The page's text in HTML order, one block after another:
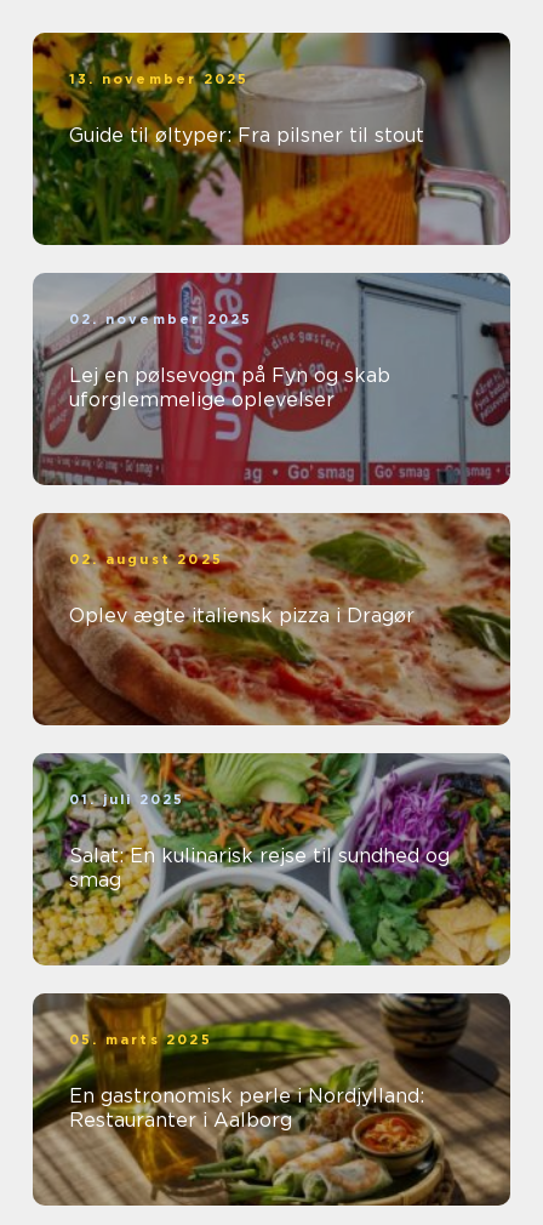
13. november 2025
Guide til øltyper: Fra pilsner til stout
02. november 2025
Lej en pølsevogn på Fyn og skab
uforglemmelige oplevelser
02. august 2025
Oplev ægte italiensk pizza i Dragør
01. juli 2025
Salat: En kulinarisk rejse til sundhed og
smag
05. marts 2025
En gastronomisk perle i Nordjylland:
Restauranter i Aalborg